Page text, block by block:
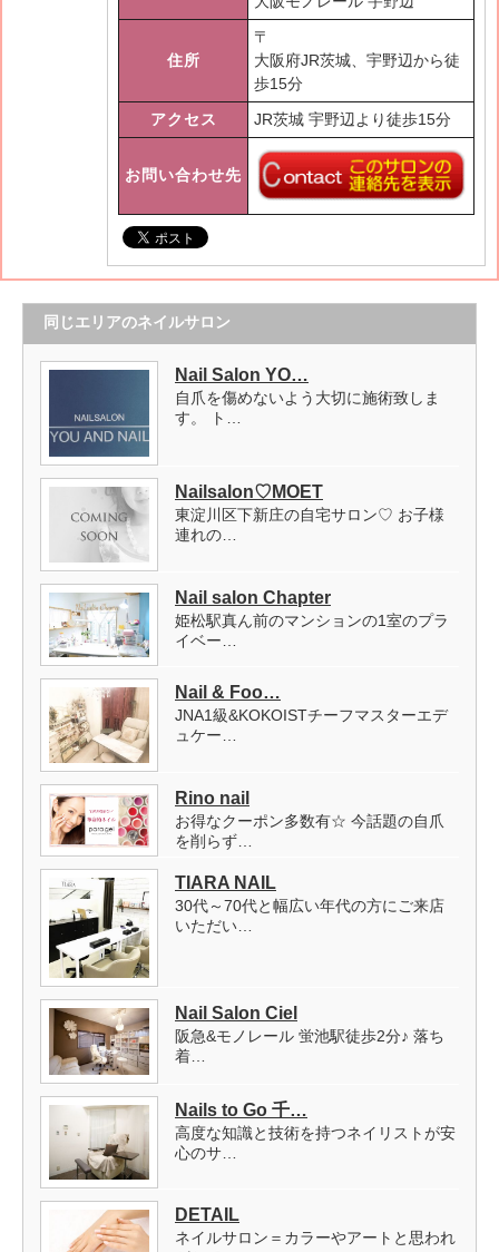
住所
〒
大阪府JR茨城、宇野辺から徒
歩15分
アクセス
JR茨城 宇野辺より徒歩15分
お問い合わせ先
同じエリアのネイルサロン
Nail Salon YO…
自爪を傷めないよう大切に施術致しま
す。 ト…
Nailsalon♡MOET
東淀川区下新庄の自宅サロン♡ お子様
連れの…
Nail salon Chapter
姫松駅真ん前のマンションの1室のプラ
イベー…
Nail & Foo…
JNA1級&KOKOISTチーフマスターエデ
ュケー…
Rino nail
お得なクーポン多数有☆ 今話題の自爪
を削らず…
TIARA NAIL
30代～70代と幅広い年代の方にご来店
いただい…
Nail Salon Ciel
阪急&モノレール 蛍池駅徒歩2分♪ 落ち
着…
Nails to Go 千…
高度な知識と技術を持つネイリストが安
心のサ…
DETAIL
ネイルサロン＝カラーやアートと思われ